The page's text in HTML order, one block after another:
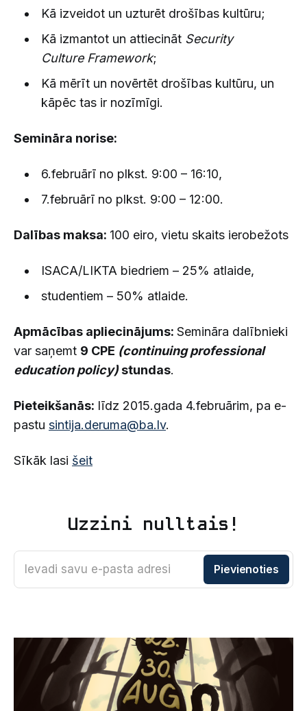
Kā izveidot un uzturēt drošības kultūru;
Kā izmantot un attiecinātSecurity
Culture Framework;
Kā mērīt un novērtēt drošības kultūru, un
kāpēc tas ir nozīmīgi.
Semināra norise:
6.februārī no plkst. 9:00 – 16:10,
7.februārī no plkst. 9:00 – 12:00.
Dalības maksa: 100 eiro, vietu skaits ierobežots
ISACA/LIKTA biedriem – 25% atlaide,
studentiem – 50% atlaide.
Apmācības apliecinājums: Semināra dalībnieki
var saņemt 9 CPE (continuing professional
education policy)stundas.
Pieteikšanās: līdz 2015.gada 4.februārim, pa e-
pastu sintija.deruma@ba.lv.
Sīkāk lasi šeit
Uzzini nulltais!
Ievadi savu e-pasta adresi Pievienoties